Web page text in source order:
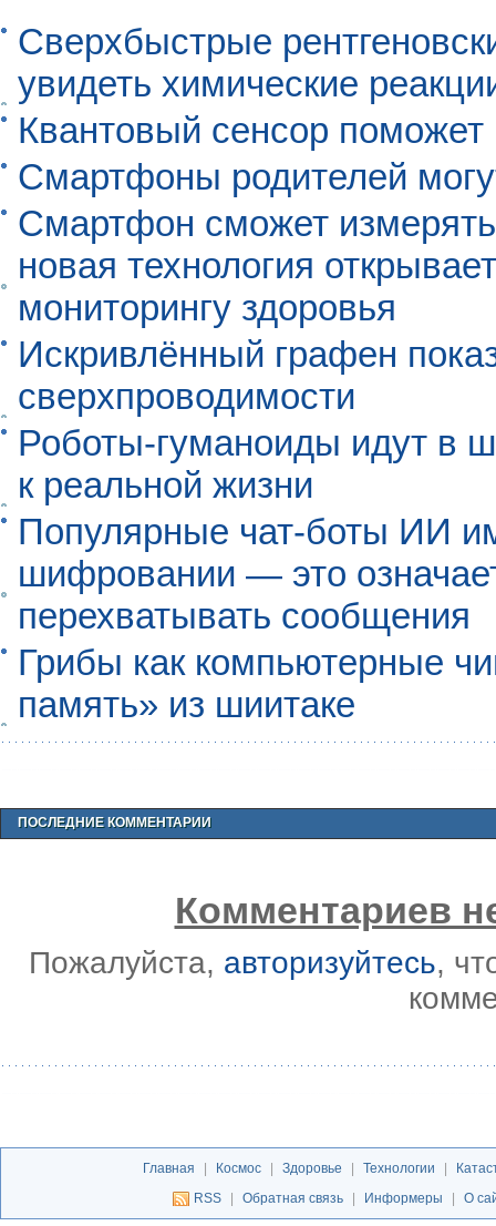
Сверхбыстрые
увидеть химические
Квантовый сенсор
Смартфоны родителей
Смартфон сможет
новая технология
мониторингу здоровья
Искривлённый графен
сверхпроводимости
Роботы-гуманоиды идут в
к реальной жизни
Популярные чат-боты ИИ
шифровании — это
перехватывать сообщения
Грибы как компьютерные
память» из шиитаке
ПОСЛЕДНИЕ КОММЕНТАРИИ
Комментариев
Пожалуйста, авторизуйтесь,
Главная Космос Здоровье Технологии
RSS
Обратная связь Информеры О